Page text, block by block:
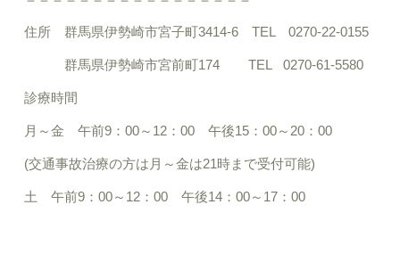
住所 群馬県伊勢崎市宮子町3414-6 TEL 0270-22-0155
群馬県伊勢崎市宮前町174 TEL 0270-61-5580
診療時間
月～金 午前9：00～12：00 午後15：00～20：00
(交通事故治療の方は月～金は21時まで受付可能)
土 午前9：00～12：00 午後14：00～17：00